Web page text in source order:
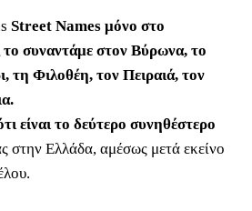
Street Names μόνο στο
το συναντάμε στον Βύρωνα, το
τη Φιλοθέη, τον Πειραιά, τον
είναι το δεύτερο συνηθέστερο
στην Ελλάδα, αμέσως μετά εκείνο